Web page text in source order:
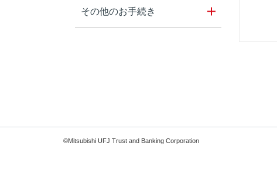
その他のお手続き
©Mitsubishi UFJ Trust and Banking Corporation